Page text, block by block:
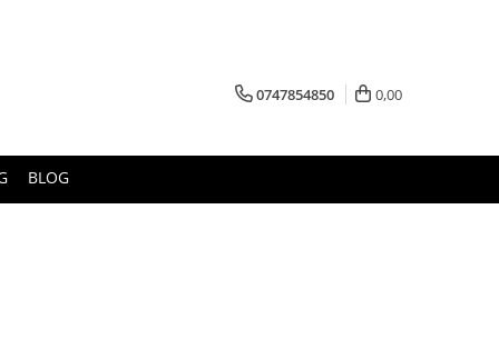
0747854850 0,00
BLOG